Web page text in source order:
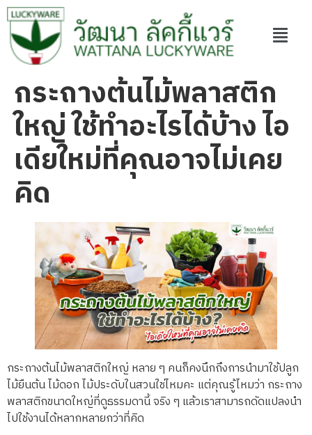
กระถางต้นไม้พลาสติก
ใหญ่ ใช้ทำอะไรได้บ้าง ไอ
เดียใหม่ที่คุณอาจไม่เคย
คิด
กระถางต้นไม้พลาสติกใหญ่ หลาย ๆ คนก็คงนึกถึงการนำมาใช้ปลูก
ไม้ยืนต้น ไม้ดอก ไม้ประดับในสวนใช่ไหมคะ แต่คุณรู้ไหมว่า กระถาง
พลาสติกขนาดใหญ่ที่ดูธรรมดานี้ จริง ๆ แล้วเราสามารถดัดแปลงนำ
ไปใช้งานได้หลากหลายกว่าที่คิด